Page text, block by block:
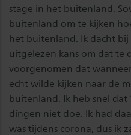
stage in het buitenland.
buitenland om te kijken
het buitenland. Ik dacht bij
uitgelezen kans om dat te
voorgenomen dat
echt wilde kijken naar de
buitenland. Ik heb snel dat
dingen niet doe. Ik had
was tijdens corona, dus ik